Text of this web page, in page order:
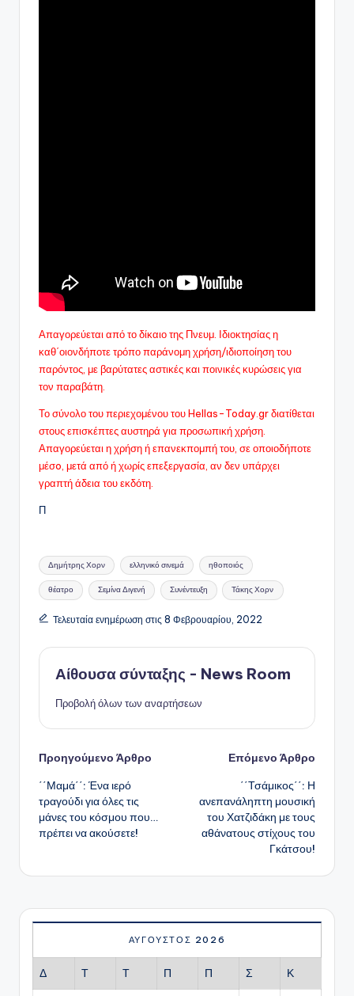
Απαγορεύεται από το δίκαιο της Πνευμ. Ιδιοκτησίας η
καθ΄οιονδήποτε τρόπο παράνομη χρήση/ιδιοποίηση του
παρόντος, με βαρύτατες αστικές και ποινικές κυρώσεις για
τον παραβάτη.
Το σύνολο του περιεχομένου του Hellas-Today.gr διατίθεται
στους επισκέπτες αυστηρά για προσωπική χρήση.
Απαγορεύεται η χρήση ή επανεκπομπή του, σε οποιοδήποτε
μέσo, μετά από ή χωρίς επεξεργασία, αν δεν υπάρχει
γραπτή άδεια του εκδότη.
Π
Ετικέτες:
Δημήτρης Χορν ελληνικό σινεμά ηθοποιός
θέατρο Σεμίνα Διγενή Συνέντευξη Τάκης Χορν
Τελευταία ενημέρωση στις 8 Φεβρουαρίου, 2022
Αίθουσα σύνταξης - News Room
Προβολή όλων των αναρτήσεων
Πλοήγηση
δημοσιεύσεων
Προηγούμενο Άρθρο
΄΄Μαμά΄΄: Ένα ιερό
τραγούδι για όλες τις
μάνες του κόσμου που…
πρέπει να ακούσετε!
Επόμενο Άρθρο
΄΄Τσάμικος΄΄: Η
ανεπανάληπτη μουσική
του Χατζιδάκη με τους
αθάνατους στίχους του
Γκάτσου!
ΑΎΓΟΥΣΤΟΣ 2026
Δ Τ Τ Π Π Σ Κ